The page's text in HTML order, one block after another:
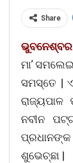
Share
ମା’
ସମସ୍ତେ |
ନବୀନ
ଶୁଭେଚ୍ଛା |